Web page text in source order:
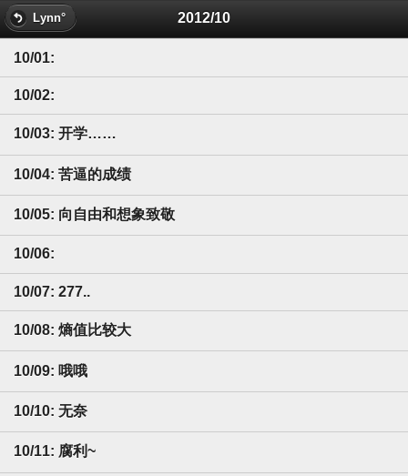
Lynn° 2012/10
10/01:
10/02:
10/03: 开学……
10/04: 苦逼的成绩
10/05: 向自由和想象致敬
10/06:
10/07: 277..
10/08: 熵值比较大
10/09: 哦哦
10/10: 无奈
10/11: 腐利~